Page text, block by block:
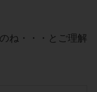
ね・・・とご理解